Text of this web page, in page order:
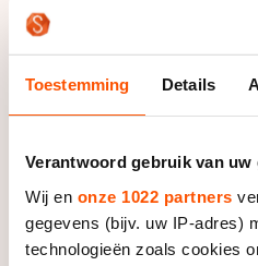
Toestemming Details
Verantwoord gebruik van uw
Wij en onze 1022 partners
gegevens (bijv. uw IP-adres)
technologieën zoals cookies
Livestreams
Word schaatsfan!
Medaille overzicht
Medaillespiegel
Olympische uitslagen